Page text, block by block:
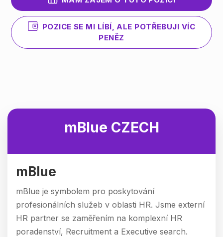
POZICE SE MI LÍBÍ, ALE POTŘEBUJI VÍC
PENĚZ
mBlue CZECH
mBlue
mBlue je symbolem pro poskytování
profesionálních služeb v oblasti HR. Jsme externí
HR partner se zaměřením na komplexní HR
poradenství, Recruitment a Executive search.